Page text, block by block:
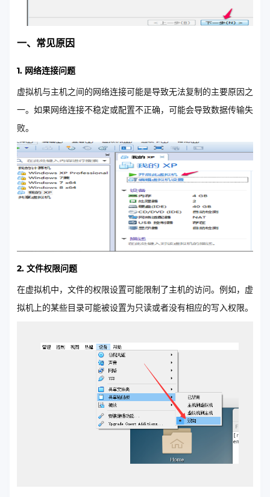
一、常见原因
1. 网络连接问题
虚拟机与主机之间的网络连接可能是导致无法复制的主要原因之
一。如果网络连接不稳定或配置不正确，可能会导致数据传输失
败。
2. 文件权限问题
在虚拟机中，文件的权限设置可能限制了主机的访问。例如，虚
拟机上的某些目录可能被设置为只读或者没有相应的写入权限。